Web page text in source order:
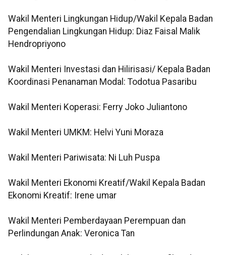
Wakil Menteri Lingkungan Hidup/Wakil Kepala Badan
Pengendalian Lingkungan Hidup: Diaz Faisal Malik
Hendropriyono
Wakil Menteri Investasi dan Hilirisasi/ Kepala Badan
Koordinasi Penanaman Modal: Todotua Pasaribu
Wakil Menteri Koperasi: Ferry Joko Juliantono
Wakil Menteri UMKM: Helvi Yuni Moraza
Wakil Menteri Pariwisata: Ni Luh Puspa
Wakil Menteri Ekonomi Kreatif/Wakil Kepala Badan
Ekonomi Kreatif: Irene umar
Wakil Menteri Pemberdayaan Perempuan dan
Perlindungan Anak: Veronica Tan